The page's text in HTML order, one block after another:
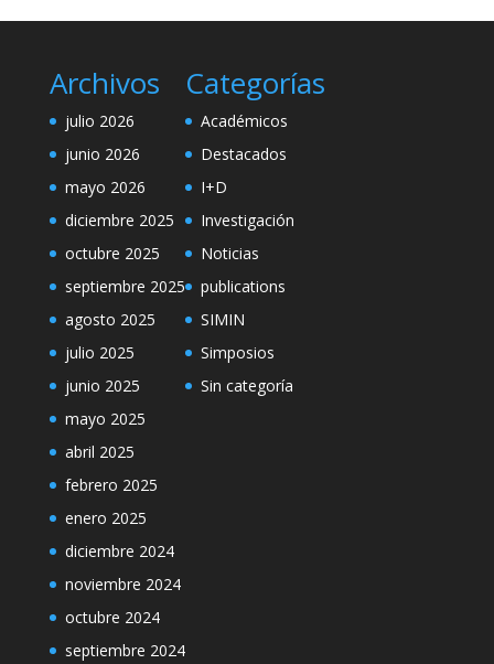
Archivos
julio 2026
junio 2026
mayo 2026
diciembre 2025
octubre 2025
septiembre 2025
agosto 2025
julio 2025
junio 2025
mayo 2025
abril 2025
febrero 2025
enero 2025
diciembre 2024
noviembre 2024
octubre 2024
septiembre 2024
Categorías
Académicos
Destacados
I+D
Investigación
Noticias
publications
SIMIN
Simposios
Sin categoría